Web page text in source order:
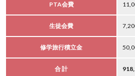
PTA会費
生徒会費
修学旅行積立金
合 計